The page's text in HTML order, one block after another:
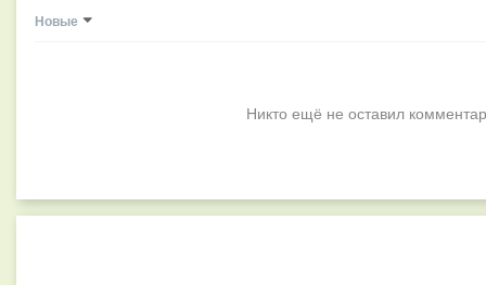
Новые
Никто ещё не оставил